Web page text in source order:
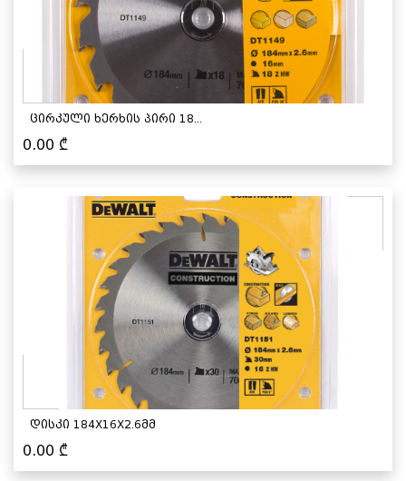
ცირკული ხერხის პირი 18...
0.00 ₾
დისკი 184X16X2.6მმ
0.00 ₾